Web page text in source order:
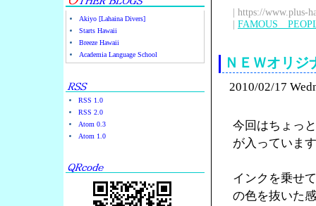
Akiyo [Lahaina Divers]
Starts Hawaii
Breeze Hawaii
Academia Language School
RSS 1.0
RSS 2.0
Atom 0.3
Atom 1.0
| https://www.plus-
| FAMOUS
ＮＥＷオリ
2010/02/17
今回はちょっ
が入っていま
インクを乗せ
の色を抜いた